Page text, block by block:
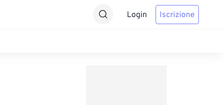
Login Iscrizione